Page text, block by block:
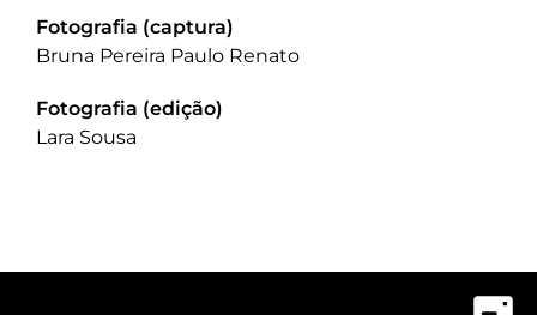
Fotografia (captura)
Bruna Pereira Paulo Renato
Fotografia (edição)
Lara Sousa